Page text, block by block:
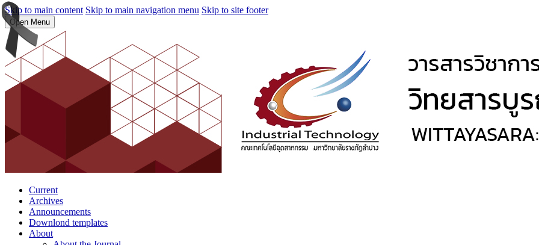
Skip to main content Skip to main navigation menu Skip to site footer
Open Menu
Current
Archives
Announcements
Downlond templates
About